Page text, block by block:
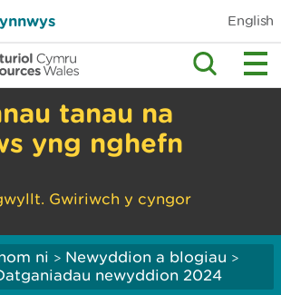
English
tanau na
yng nghefn
Gwiriwch y cyngor
ni > Newyddion a blogiau >
newyddion 2024